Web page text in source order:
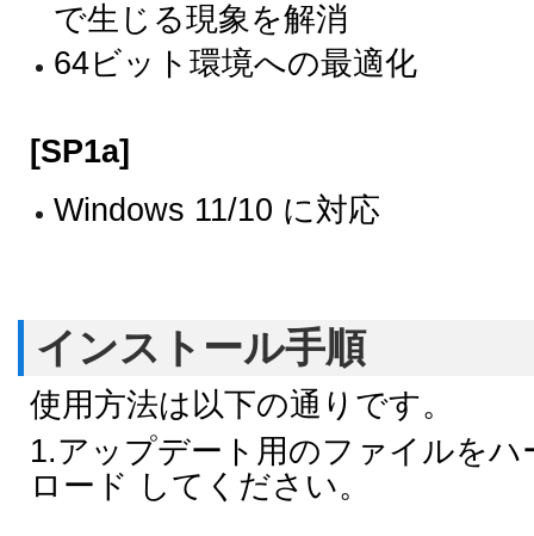
で生じる現象を解消
64ビット環境への最適化
[SP1a]
Windows 11/10 に対応
インストール手順
使用方法は以下の通りです。
1.アップデート用のファイルを
ロード してください。